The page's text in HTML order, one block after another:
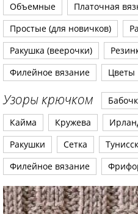
Объемные
Платочная
Простые (для новичков)
Ракушка (веерочки)
Филейное вязание
Цветы
Узоры крючком
Кайма
Кружева
Ракушки
Сетка
Филейное вязание